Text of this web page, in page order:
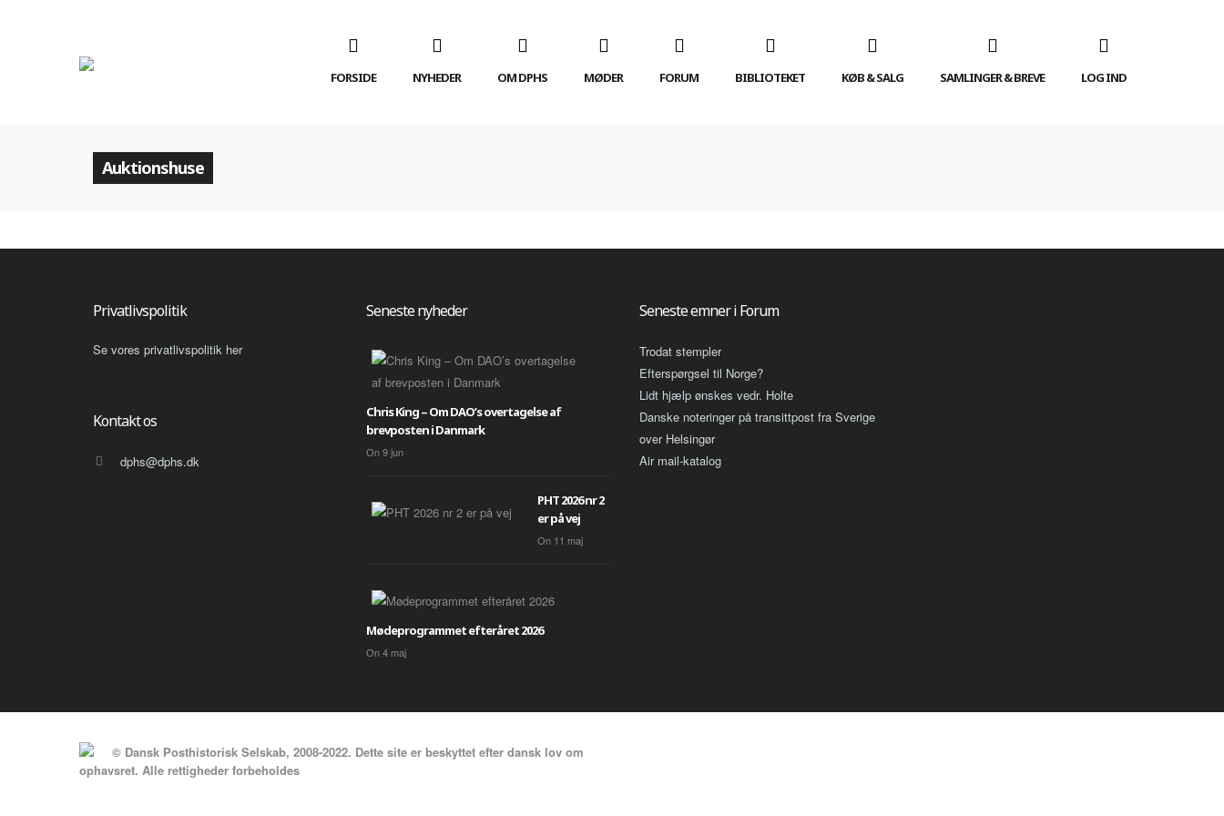
FORSIDE NYHEDER OM DPHS MØDER FORUM BIBLIOTEKET KØB & SALG SAMLINGER & BREVE LOG IND
Auktionshuse
Privatlivspolitik
Se vores privatlivspolitik her
Kontakt os
dphs@dphs.dk
Seneste nyheder
Chris King – Om DAO’s overtagelse af
brevposten i Danmark
On9jun
PHT 2026 nr 2
er på vej
On 11 maj
Mødeprogrammet efteråret 2026
On4maj
Seneste emner i Forum
Trodat stempler
Efterspørgsel til Norge?
Lidt hjælp ønskes vedr. Holte
Danske noteringer på transittpost fra Sverige
over Helsingør
Air mail-katalog
© Dansk Posthistorisk Selskab, 2008-2022. Dette site er beskyttet efter dansk lov om
ophavsret. Alle rettigheder forbeholdes